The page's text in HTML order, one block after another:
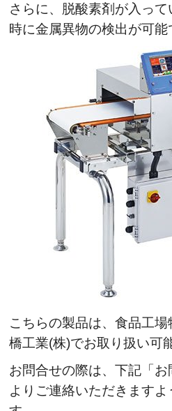
さらに、脱酸素剤が入っ
時に金属異物の検出が可能
こちらの製品は、食品工
橋工業(株)でお取り扱い可
お問合せの際は、下記「お
よりご連絡いただきます